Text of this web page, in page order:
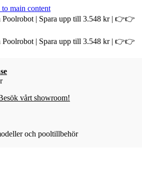
to main content
| Spara upp till 3.548 kr | 👉👉
| Spara upp till 3.548 kr | 👉👉
vårt showroom!
och pooltillbehör